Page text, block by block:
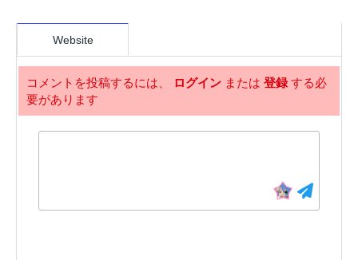
第6話
2年前 2年前
第2話
Website
コメントを投稿するには、 ログイン または 登録する必
要があります